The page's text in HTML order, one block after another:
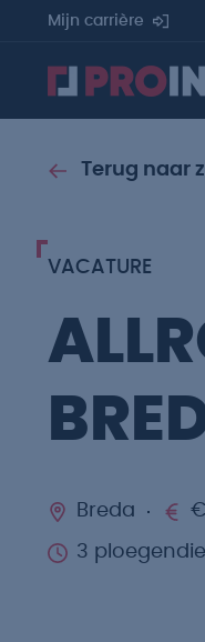
Mijn carrière
Terug naar
VACATURE
Breda
3